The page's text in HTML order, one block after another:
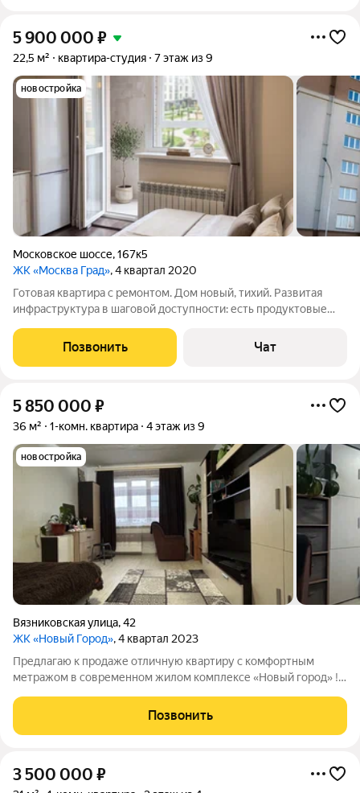
5 900 000 ₽
22,5 м² квартира-студия 7 этаж из 9
новостройка
Московское шоссе,167к5
ЖК «Москва Град», 4 квартал 2020
Готовая квартира с ремонтом. Дом новый, тихий. Развитая
инфраструктура в шаговой доступности: есть продуктовые
транспортная развязка. Отличная управляющая компания,
никаких навязанных
Позвонить Чат
5 850 000 ₽
36 м² 1-комн. квартира 4 этаж из 9
новостройка
Вязниковская улица,42
ЖК «Новый Город», 4 квартал 2023
Предлагаю к продаже отличную квартиру с комфортным
метражом в современном жилом комплексе «Новый город» !
cделaть дизaйн и peмонт в квapтире на свой вкуc и для ceбя !
Часть мебели останется новым
Позвонить
3 500 000 ₽